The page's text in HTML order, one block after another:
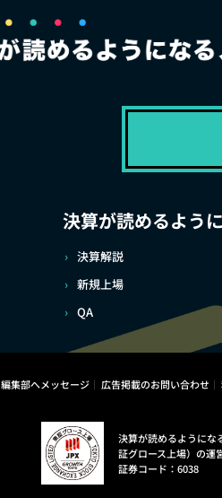
決算が読めるよう
決算解説
新規上場
QA
編集部へメッセージ 広告掲載のお問い合わせ
決算が読めるようにな
証グロース上場）の運
証券コード：6038